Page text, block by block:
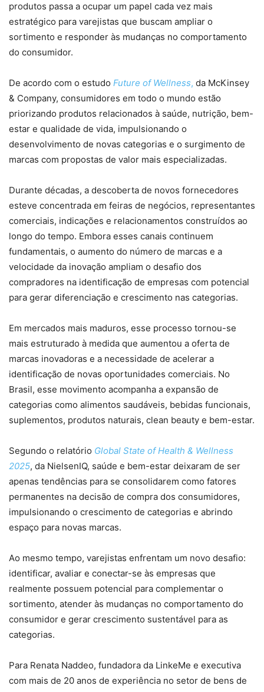
produtos passa a ocupar um papel cada vez mais
estratégico para varejistas que buscam ampliar o
sortimento e responder às mudanças no comportamento
do consumidor.
De acordo com o estudo Future of Wellness, da McKinsey
& Company, consumidores em todo o mundo estão
priorizando produtos relacionados à saúde, nutrição, bem-
estar e qualidade de vida, impulsionando o
desenvolvimento de novas categorias e o surgimento de
marcas com propostas de valor mais especializadas.
Durante décadas, a descoberta de novos fornecedores
esteve concentrada em feiras de negócios, representantes
comerciais, indicações e relacionamentos construídos ao
longo do tempo. Embora esses canais continuem
fundamentais, o aumento do número de marcas e a
velocidade da inovação ampliam o desafio dos
compradores na identificação de empresas com potencial
para gerar diferenciação e crescimento nas categorias.
Em mercados mais maduros, esse processo tornou-se
mais estruturado à medida que aumentou a oferta de
marcas inovadoras e a necessidade de acelerar a
identificação de novas oportunidades comerciais. No
Brasil, esse movimento acompanha a expansão de
categorias como alimentos saudáveis, bebidas funcionais,
suplementos, produtos naturais, clean beauty e bem-estar.
Segundo o relatório Global State of Health & Wellness
2025, da NielsenIQ, saúde e bem-estar deixaram de ser
apenas tendências para se consolidarem como fatores
permanentes na decisão de compra dos consumidores,
impulsionando o crescimento de categorias e abrindo
espaço para novas marcas.
Ao mesmo tempo, varejistas enfrentam um novo desafio:
identificar, avaliar e conectar-se às empresas que
realmente possuem potencial para complementar o
sortimento, atender às mudanças no comportamento do
consumidor e gerar crescimento sustentável para as
categorias.
Para Renata Naddeo, fundadora da LinkeMe e executiva
com mais de 20 anos de experiência no setor de bens de